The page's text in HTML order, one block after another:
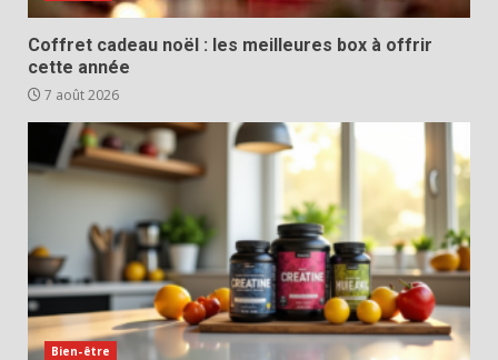
Coffret cadeau noël : les meilleures box à offrir
cette année
7 août 2026
Bien-être